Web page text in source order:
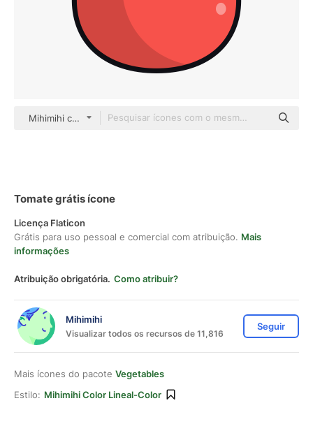
Mihimihi color lineal-color
Tomate grátis ícone
Licença Flaticon
Grátis para uso pessoal e comercial com atribuição. Mais
informações
Atribuição obrigatória. Como atribuir?
Mihimihi
Visualizar todos os recursos de 11,816
Seguir
Mais ícones do pacote Vegetables
Estilo: Mihimihi Color Lineal-Color